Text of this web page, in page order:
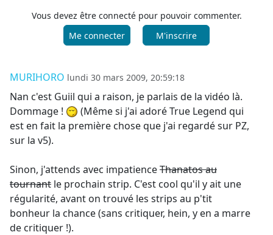
Vous devez être connecté pour pouvoir commenter.
Me connecter
M'inscrire
MURIHORO lundi 30 mars 2009, 20:59:18
Nan c'est Guiil qui a raison, je parlais de la vidéo là.
Dommage !
(Même si j'ai adoré True Legend qui
est en fait la première chose que j'ai regardé sur PZ,
sur la v5).
Sinon, j'attends avec impatienceThanatos au
tournant le prochain strip. C'est cool qu'il y ait une
régularité, avant on trouvé les strips au p'tit
bonheur la chance (sans critiquer, hein, y en a marre
de critiquer !).